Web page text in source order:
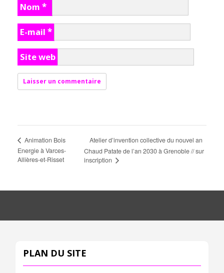
Nom *
E-mail *
Site web
Animation Bois
Energie à Varces-
Allières-et-Risset
Atelier d’invention collective du nouvel an
Chaud Patate de l’an 2030 à Grenoble // sur
inscription
PLAN DU SITE